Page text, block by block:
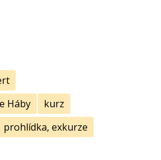
Háby
kurz
prohlídka, exkurze